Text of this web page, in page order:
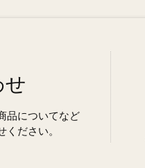
せ
品についてなど
ください。